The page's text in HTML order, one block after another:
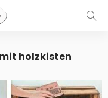
holzkisten